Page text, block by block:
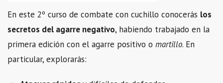
En este 2º curso de combate con cuchillo conocerás los
secretos del agarre negativo, habiendo trabajado en la
primera edición con el agarre positivo o martillo. En
particular, explorarás: